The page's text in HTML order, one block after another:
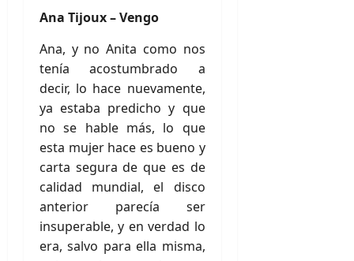
Ana Tijoux – Vengo
Ana, y no Anita como nos
tenía acostumbrado a
decir, lo hace nuevamente,
ya estaba predicho y que
no se hable más, lo que
esta mujer hace es bueno y
carta segura de que es de
calidad mundial, el disco
anterior parecía ser
insuperable, y en verdad lo
era, salvo para ella misma,